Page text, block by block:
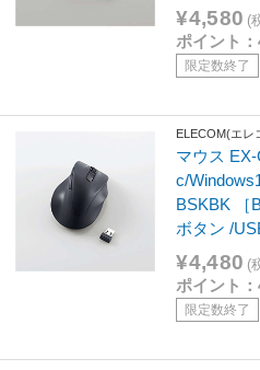
¥4,580 (
ポイント
限定数終了
ELECOM(エレ
マウス
c/
BSKBK ［
ボタン /
¥4,480 (
ポイント
限定数終了